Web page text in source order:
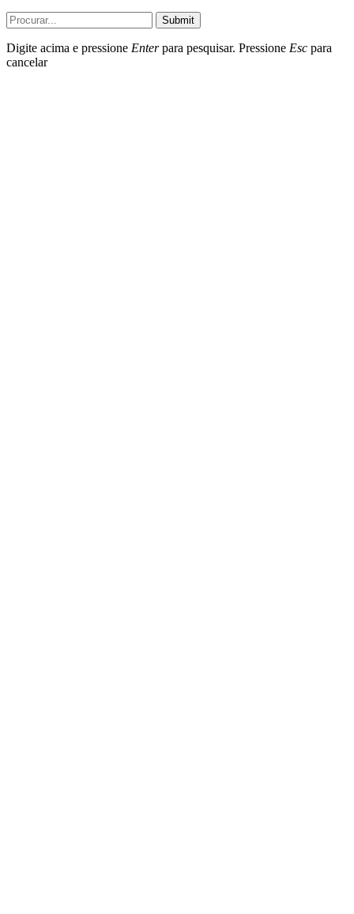
Submit
Digite acima e pressione Enterpara pesquisar. Pressione Esc para
cancelar